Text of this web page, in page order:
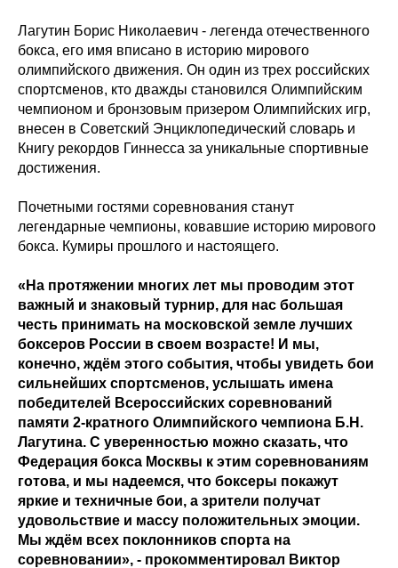
Лагутин Борис Николаевич - легенда отечественного
бокса, его имя вписано в историю мирового
олимпийского движения. Он один из трех российских
спортсменов, кто дважды становился Олимпийским
чемпионом и бронзовым призером Олимпийских игр,
внесен в Советский Энциклопедический словарь и
Книгу рекордов Гиннесса за уникальные спортивные
достижения.
Почетными гостями соревнования станут
легендарные чемпионы, ковавшие историю мирового
бокса. Кумиры прошлого и настоящего.
«На протяжении многих лет мы проводим этот
важный и знаковый турнир, для нас большая
честь принимать на московской земле лучших
боксеров России в своем возрасте! И мы,
конечно, ждём этого события, чтобы увидеть бои
сильнейших спортсменов, услышать имена
победителей Всероссийских соревнований
памяти 2-кратного Олимпийского чемпиона Б.Н.
Лагутина. С уверенностью можно сказать, что
Федерация бокса Москвы к этим соревнованиям
готова, и мы надеемся, что боксеры покажут
яркие и техничные бои, а зрители получат
удовольствие и массу положительных эмоции.
Мы ждём всех поклонников спорта на
соревновании», - прокомментировал Виктор